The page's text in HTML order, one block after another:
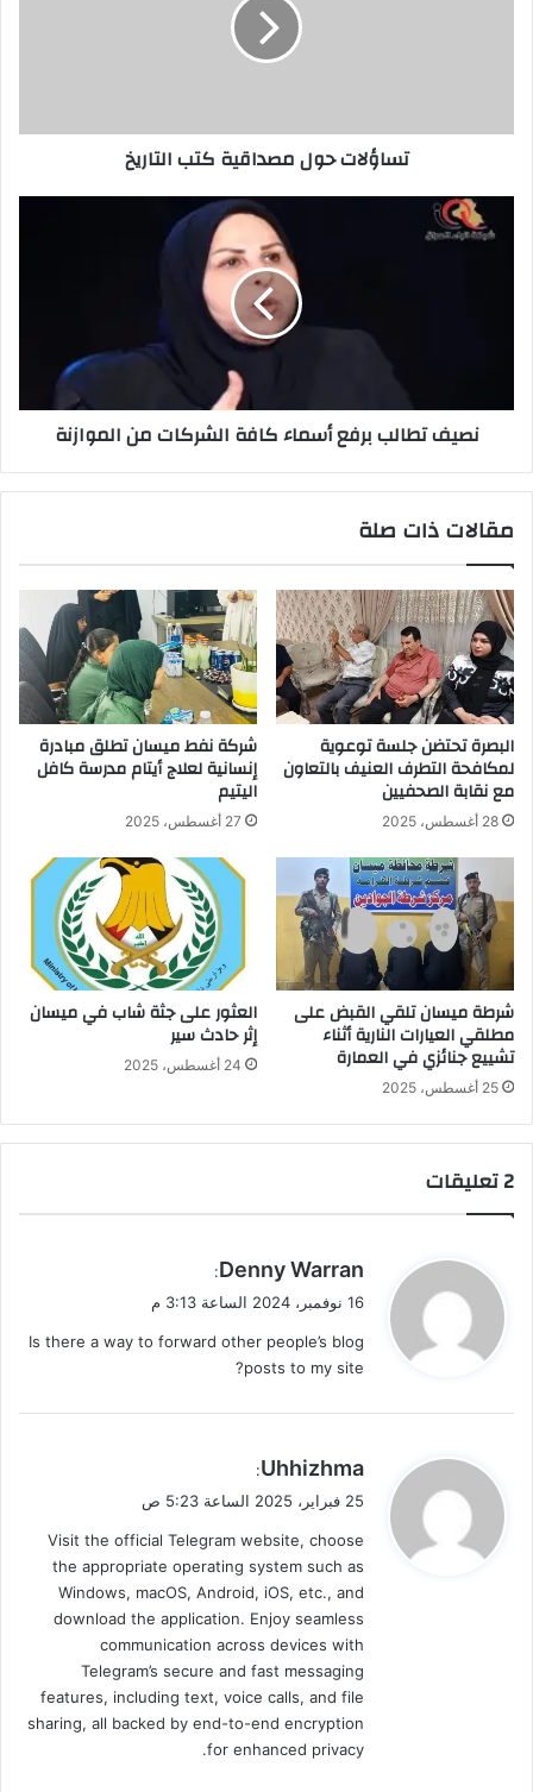
تساؤلات حول مصداقية كتب التاريخ
تطالب
نصيف تطالب برفع أسماء كافة الشركات من الموازنة
مقالات ذات صلة
البصرة تحتضن جلسة توعوية
لمكافحة التطرف العنيف بالتعاون
مع نقابة الصحفيين
28 أغسطس، 2025
شركة نفط ميسان تطلق مبادرة
إنسانية لعلاج أيتام مدرسة كافل
اليتيم
27 أغسطس، 2025
شرطة ميسان تلقي القبض على
مطلقي العيارات النارية أثناء
تشييع جنائزي في العمارة
25 أغسطس، 2025
العثور على جثة شاب في ميسان
إثر حادث سير
24 أغسطس، 2025
‫2 تعليقات
ي
ق
ل
Denny Warran
:
16 نوفمبر، 2024 الساعة 3:13 م
Is there a way to forward other people’s blog
posts to my site?
ي
ق
ل
Uhhizhma
:
25 فبراير، 2025 الساعة 5:23 ص
Visit the official Telegram website, choose
the appropriate operating system such as
Windows, macOS, Android, iOS, etc., and
download the application. Enjoy seamless
communication across devices with
Telegram’s secure and fast messaging
features, including text, voice calls, and file
sharing, all backed by end-to-end encryption
for enhanced privacy.